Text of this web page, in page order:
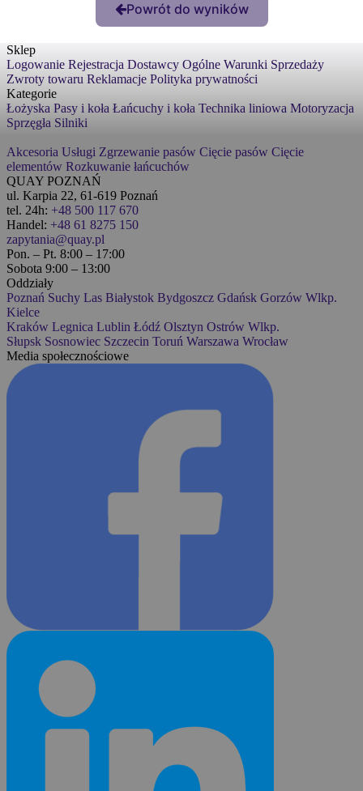
Powrót do wyników
Sklep
Logowanie Rejestracja Dostawcy Ogólne Warunki Sprzedaży
Zwroty towaru Reklamacje Polityka prywatności
Kategorie
Łożyska Pasy i koła Łańcuchy i koła Technika liniowa Motoryzacja
Sprzęgła Silniki
Akcesoria Usługi Zgrzewanie pasów Cięcie pasów Cięcie
elementów Rozkuwanie łańcuchów
QUAY POZNAŃ
ul. Karpia 22, 61-619 Poznań
tel. 24h: +48 500 117 670
Handel: +48 61 8275 150
zapytania@quay.pl
Pon. – Pt. 8:00 – 17:00
Sobota 9:00 – 13:00
Oddziały
Poznań Suchy Las Białystok Bydgoszcz Gdańsk Gorzów Wlkp.
Kielce
Kraków Legnica Lublin Łódź Olsztyn Ostrów Wlkp.
Słupsk Sosnowiec Szczecin Toruń Warszawa Wrocław
Media społecznościowe